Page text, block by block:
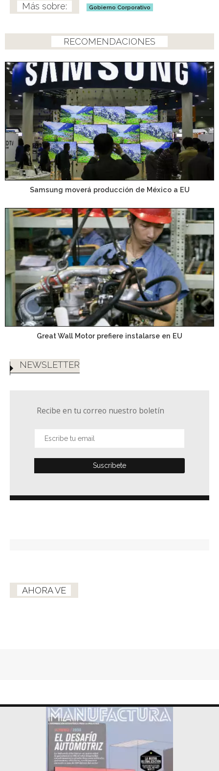
Gobierno Corporativo
RECOMENDACIONES
Samsung moverá producción de México a EU
Great Wall Motor prefiere instalarse en EU
NEWSLETTER
Recibe en tu correo nuestro boletín
AHORA VE